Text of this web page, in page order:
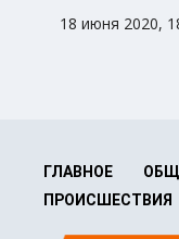
18 июня 2020,
ГЛАВНОЕ
ПРОИСШЕСТВИЯ